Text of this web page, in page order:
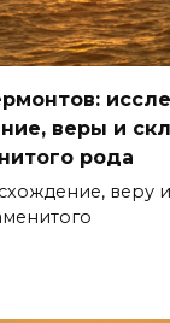
веры и
рода
веру и